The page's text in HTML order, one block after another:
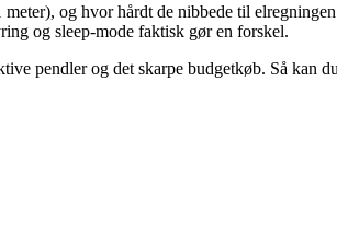
og hvor hårdt de nibbede til
og sleep-mode faktisk gør en forskel.
pendler og det skarpe budgetkøb. Så